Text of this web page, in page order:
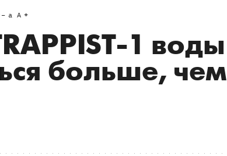
a A
1 воды
больше, чем